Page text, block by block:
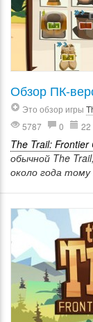
Обзор ПК-
Это обзор игры
5787
0 22
The Trail: Frontier
обычной The
около года тому